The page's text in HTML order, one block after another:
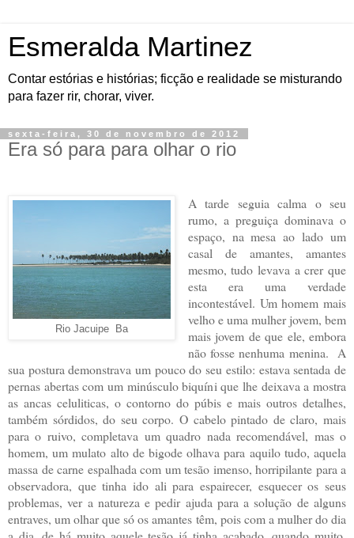
Esmeralda Martinez
Contar estórias e histórias; ficção e realidade se misturando
para fazer rir, chorar, viver.
sexta-feira, 30 de novembro de 2012
Era só para para olhar o rio
Rio Jacuipe Ba
A tarde seguia calma o seu
rumo, a preguiça dominava o
espaço, na mesa ao lado um
casal de amantes, amantes
mesmo, tudo levava a crer que
esta era uma verdade
incontestável. Um homem mais
velho e uma mulher jovem, bem
mais jovem de que ele, embora
não fosse nenhuma menina. A
sua postura demonstrava um pouco do seu estilo: estava sentada de
pernas abertas com um minúsculo biquíni que lhe deixava a mostra
as ancas celuliticas, o contorno do púbis e mais outros detalhes,
também sórdidos, do seu corpo. O cabelo pintado de claro, mais
para o ruivo, completava um quadro nada recomendável, mas o
homem, um mulato alto de bigode olhava para aquilo tudo, aquela
massa de carne espalhada com um tesão imenso, horripilante para a
observadora, que tinha ido ali para espairecer, esquecer os seus
problemas, ver a natureza e pedir ajuda para a solução de alguns
entraves, um olhar que só os amantes têm, pois com a mulher do dia